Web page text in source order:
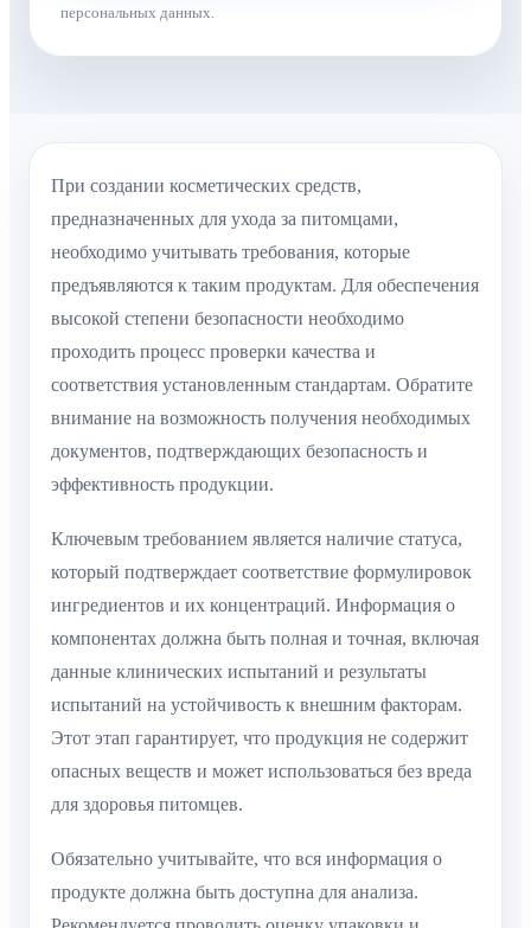
персональных данных.
При создании косметических средств,
предназначенных для ухода за питомцами,
необходимо учитывать требования, которые
предъявляются к таким продуктам. Для обеспечения
высокой степени безопасности необходимо
проходить процесс проверки качества и
соответствия установленным стандартам. Обратите
внимание на возможность получения необходимых
документов, подтверждающих безопасность и
эффективность продукции.
Ключевым требованием является наличие статуса,
который подтверждает соответствие формулировок
ингредиентов и их концентраций. Информация о
компонентах должна быть полная и точная, включая
данные клинических испытаний и результаты
испытаний на устойчивость к внешним факторам.
Этот этап гарантирует, что продукция не содержит
опасных веществ и может использоваться без вреда
для здоровья питомцев.
Обязательно учитывайте, что вся информация о
продукте должна быть доступна для анализа.